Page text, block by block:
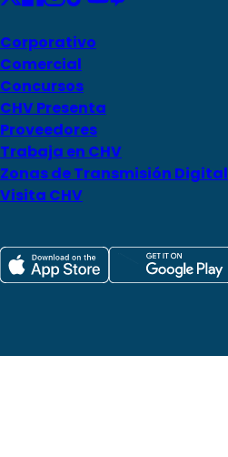
Corporativo
Comercial
Concursos
CHV Presenta
Proveedores
Trabaja en CHV
Zonas de Transmisión Digital
Visita CHV